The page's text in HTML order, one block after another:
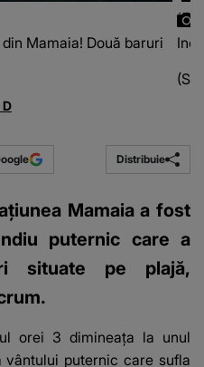
Mamaia! Două baruri
D
Distribuie
Mamaia a fost
puternic care a
situate pe plajă,
orei 3 dimineața la unul
puternic care sufla